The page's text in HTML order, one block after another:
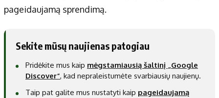
pageidaujamą sprendimą.
Sekite mūsų naujienas patogiau
Pridėkite mus kaip mėgstamiausią šaltinį „Google
Discover“, kad nepraleistumėte svarbiausių naujienų.
Taip pat galite mus nustatyti kaip pageidaujamą